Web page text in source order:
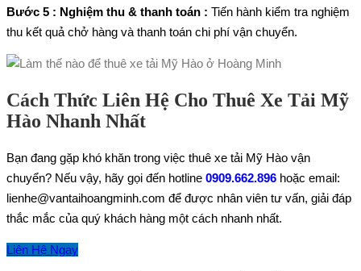
Bước 5 : Nghiệm thu & thanh toán : Tiến hành kiểm tra nghiệm
thu kết quả chở hàng và thanh toán chi phí vận chuyển.
Cách Thức Liên Hệ Cho Thuê Xe Tải Mỹ
Hào Nhanh Nhất
Bạn đang gặp khó khăn trong việc thuê xe tải Mỹ Hào vận
chuyển? Nếu vậy, hãy gọi đến hotline 0909.662.896 hoặc email:
lienhe@vantaihoangminh.com để được nhân viên tư vấn, giải đáp
thắc mắc của quý khách hàng một cách nhanh nhất.
Liên Hệ Ngay